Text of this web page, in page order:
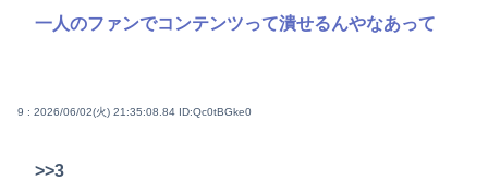
一人のファンでコンテンツって潰せるんやなあって
9 : 2026/06/02(火) 21:35:08.84 ID:Qc0tBGke0
>>3